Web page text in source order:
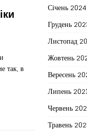
так, в
Січень 2024
Грудень
Листопад
Жовтень
Вересень
Липень
Червень
Травень